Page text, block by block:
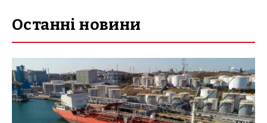
Останні новини